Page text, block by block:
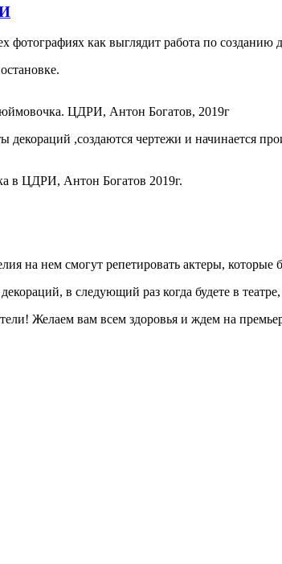
фотографиях как выглядит работа по
ЦДРИ, Антон Богатов, 2019г
декораций ,создаются чертежи и начинается
в ЦДРИ, Антон Богатов 2019г.
на нем смогут репетировать актеры, которые
в следующий раз когда будете в
Желаем вам всем здоровья и ждем на